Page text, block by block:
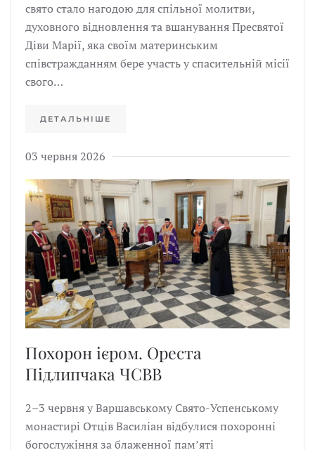
свято стало нагодою для спільної молитви,
духовного відновлення та вшанування Пресвятої
Діви Марії, яка своїм материнським
співстражданням бере участь у спасительній місії
свого…
ДЕТАЛЬНІШЕ
03 червня 2026
Похорон ієром. Ореста
Підлипчака ЧСВВ
2–3 червня у Варшавському Свято-Успенському
монастирі Отців Василіан відбулися похоронні
богослужіння за блаженної пам’яті